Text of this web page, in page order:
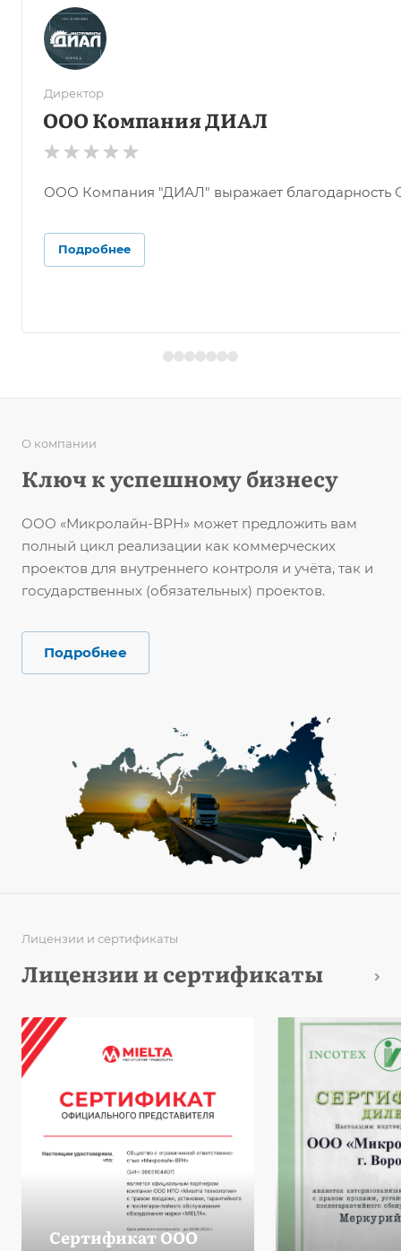
Директор
ООО Компания ДИАЛ
ООО Компания "ДИАЛ" выражает благодарность
Подробнее
О компании
Ключ к успешному бизнесу
ООО «Микролайн-ВРН» может предложить вам
полный цикл реализации как коммерческих
проектов для внутреннего контроля и учёта, так и
государственных (обязательных) проектов.
Подробнее
Лицензии и сертификаты
Лицензии и сертификаты
Сертификат ООО